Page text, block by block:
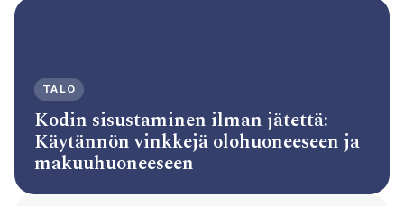
TALO
Kodin sisustaminen ilman jätettä:
Käytännön vinkkejä olohuoneeseen ja
makuuhuoneeseen